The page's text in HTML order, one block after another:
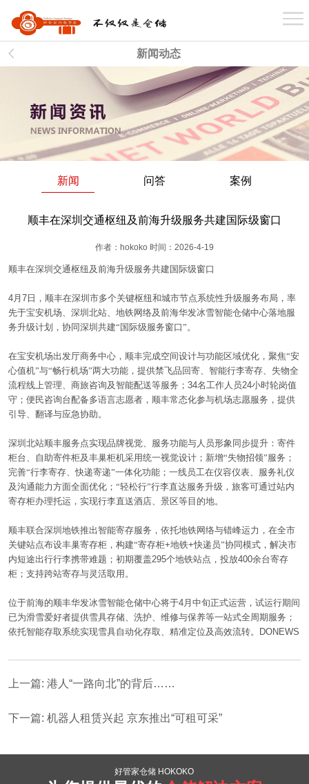
新闻动态
新闻 问答 案例
顺丰在深圳交通枢纽及前海升级服务共建国际级窗口
作者：hokoko 时间：2026-4-19
顺丰在深圳交通枢纽及前海升级服务共建国际级窗口
4月 7日，顺丰在深圳市多个关键枢纽和城市节点系统性升级服务布局，率
先于宝安机场、深圳北站、地铁网络及前海华发冰雪智能仓储中心落地服
务升级计划，协同深圳共建“国际级服务窗口”。
在宝安机场出发厅商务中心，顺丰完成空间设计与功能区域优化，聚焦“安
心值机”与“畅行机场”两大功能，提供禁飞品回寄、智能行李寄存、失物全
流程线上管理、商旅咨询及智能配送等服务； 34名工作人员24小时轮岗值
守；便民咨询台配备多语言志愿者，顺丰常态化参与机场志愿服务，提供
引导、翻译与应急协助。
深圳北站顺丰服务点实现品牌视觉、服务功能与人员形象同步提升：寄件
柜台、自助寄件柜及丰巢柜机采用统一视觉设计；新增“失物招领”服务；
完善“行李寄存、快递寄递”一体化功能；一线员工在仪容仪表、服务礼仪
及沟通能力方面全面优化；“轻松行”行李直达服务升级，旅客可通过站内
寄存柜办理托运，实现行李直送酒店、景区等目的地。
顺丰联合深圳地铁推出智能寄存服务，依托地铁网络与错峰运力，在全市
关键站点布设丰巢寄存柜，构建“寄存柜+地铁+快递员”协同模式，解决市
内短途出行行李携带难题；初期覆盖295个地铁站点，投放400余台寄存
柜；支持跨站寄存与灵活取用。
位于前海的顺丰华发冰雪智能仓储中心将于4月中旬正式运营，试运行期间
已为滑雪爱好者提供雪具存储、洗护、维修与保养等一站式全周期服务；
依托智能存取系统实现雪具自动化存取、精准定位及高效流转。
DONEWS
上一篇: 港人“一路向北”的背后……
下一篇: 机器人租赁兴起 京东推出“可租可采”
好管家仓储 HOKOKO
关于我们
业务介绍
仓库分布
新闻资讯
仓储问答
联系我们